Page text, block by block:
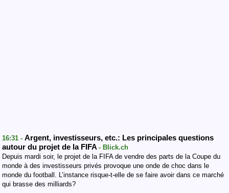
16:31 - Argent, investisseurs, etc.: Les principales questions
autour du projet de la FIFA - Blick.ch
Depuis mardi soir, le projet de la FIFA de vendre des parts de la Coupe du
monde à des investisseurs privés provoque une onde de choc dans le
monde du football. L’instance risque-t-elle de se faire avoir dans ce marché
qui brasse des milliards?